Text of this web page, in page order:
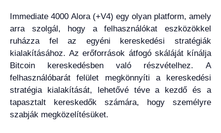
Immediate 4000 Alora (+V4) egy olyan platform, amely
arra szolgál, hogy a felhasználókat eszközökkel
ruházza fel az egyéni kereskedési stratégiák
kialakításához. Az erőforrások átfogó skáláját kínálja
Bitcoin kereskedésben való részvételhez. A
felhasználóbarát felület megkönnyíti a kereskedési
stratégia kialakítását, lehetővé téve a kezdő és a
tapasztalt kereskedők számára, hogy személyre
szabják megközelítésüket.